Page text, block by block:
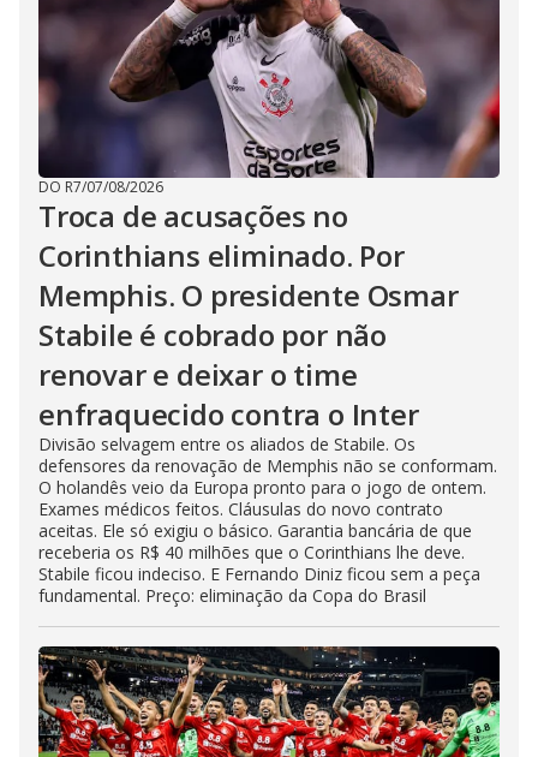
DO R7/07/08/2026
Troca de acusações no
Corinthians eliminado. Por
Memphis. O presidente Osmar
Stabile é cobrado por não
renovar e deixar o time
enfraquecido contra o Inter
Divisão selvagem entre os aliados de Stabile. Os
defensores da renovação de Memphis não se conformam.
O holandês veio da Europa pronto para o jogo de ontem.
Exames médicos feitos. Cláusulas do novo contrato
aceitas. Ele só exigiu o básico. Garantia bancária de que
receberia os R$ 40 milhões que o Corinthians lhe deve.
Stabile ficou indeciso. E Fernando Diniz ficou sem a peça
fundamental. Preço: eliminação da Copa do Brasil